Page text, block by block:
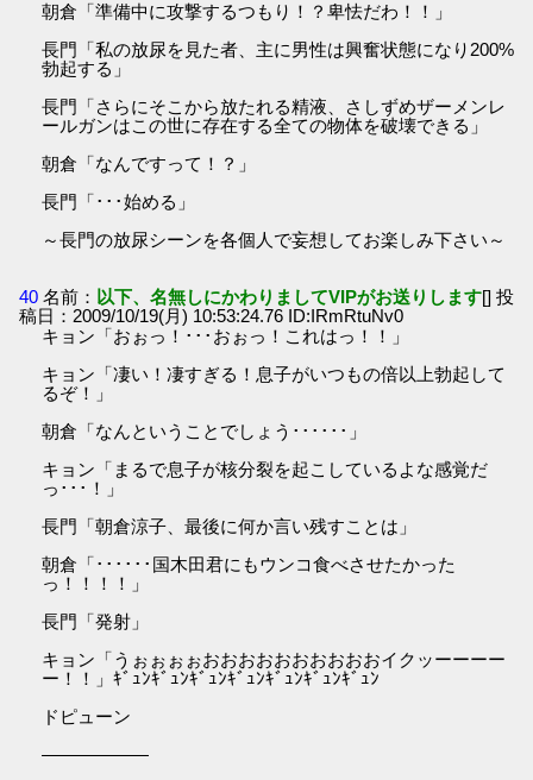
朝倉「準備中に攻撃するつもり！？卑怯だわ！！」
長門「私の放尿を見た者、主に男性は興奮状態になり200%
勃起する」
長門「さらにそこから放たれる精液、さしずめザーメンレ
ールガンはこの世に存在する全ての物体を破壊できる」
朝倉「なんですって！？」
長門「･･･始める」
～長門の放尿シーンを各個人で妄想してお楽しみ下さい～
40 名前： 以下、名無しにかわりましてVIPがお送りします[] 投
稿日：2009/10/19(月) 10:53:24.76 ID:IRmRtuNv0
キョン「おぉっ！･･･おぉっ！これはっ！！」
キョン「凄い！凄すぎる！息子がいつもの倍以上勃起して
るぞ！」
朝倉「なんということでしょう･･････」
キョン「まるで息子が核分裂を起こしているよな感覚だ
っ･･･！」
長門「朝倉涼子、最後に何か言い残すことは」
朝倉「･･････国木田君にもウンコ食べさせたかった
っ！！！！」
長門「発射」
キョン「うぉぉぉぉおおおおおおおおおおイクッーーーー
ー！！」ｷﾞｭﾝｷﾞｭﾝｷﾞｭﾝｷﾞｭﾝｷﾞｭﾝｷﾞｭﾝｷﾞｭﾝ
ドピューン
――――――